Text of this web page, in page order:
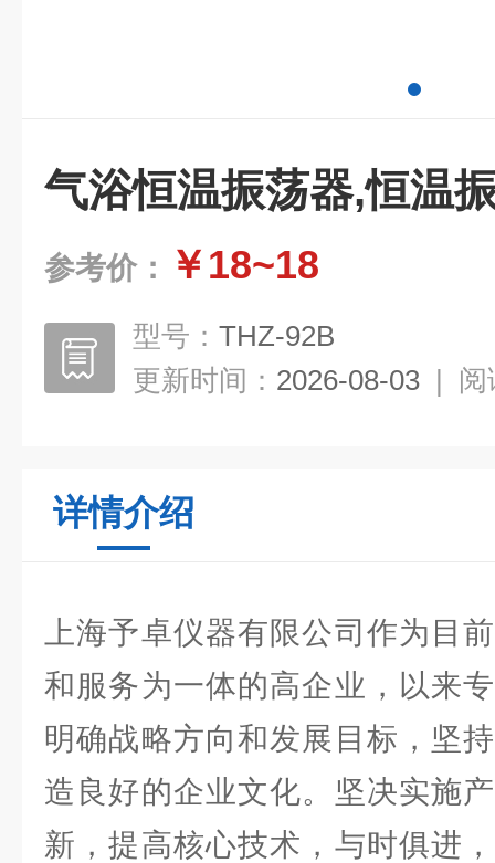
气浴恒温振荡器,恒温
参考价： ￥18~18
型号： THZ-92B
更新时间： 2026-08-03 | 阅
详情介绍
上海予卓仪器有限公司作为目
和服务为一体的高企业，以来
明确战略方向和发展目标，坚
造良好的企业文化。坚决实施
新，提高核心技术，与时俱进